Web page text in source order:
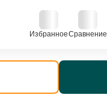
ИзбранноеСравнение